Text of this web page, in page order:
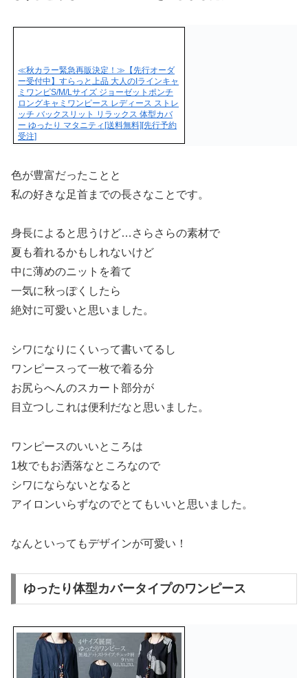
≪秋カラー緊急再販決定！≫【先行オーダ
ー受付中】すらっと上品 大人のIラインキャ
ミワンピS/M/Lサイズ ジョーゼットポンチ
ロングキャミワンピース レディース ストレ
ッチ バックスリット リラックス 体型カバ
ー ゆったり マタニティ[送料無料][先行予約
受注]
色が豊富だったことと
私の好きな足首までの長さなことです。
身長によると思うけど…さらさらの素材で
夏も着れるかもしれないけど
中に薄めのニットを着て
一気に秋っぽくしたら
絶対に可愛いと思いました。
シワになりにくいって書いてるし
ワンピースって一枚で着る分
お尻らへんのスカート部分が
目立つしこれは便利だなと思いました。
ワンピースのいいところは
1枚でもお洒落なところなので
シワにならないとなると
アイロンいらずなのでとてもいいと思いました。
なんといってもデザインが可愛い！
ゆったり体型カバータイプのワンピース